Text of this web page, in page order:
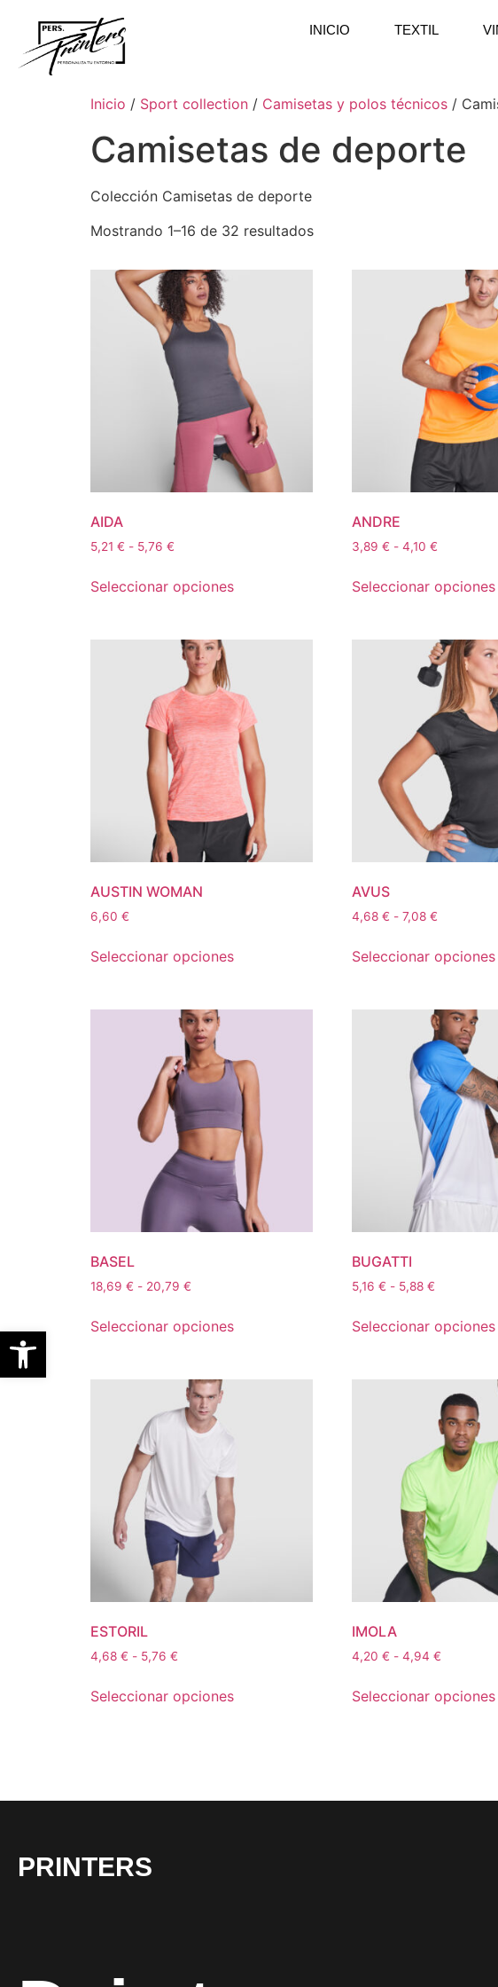
Abrir barra de herramientas
INICIO TEXTIL
Inicio / Sport collection / Camisetas y polos técnicos /
Camisetas de deporte
Colección Camisetas de deporte
Mostrando 1–16 de 32 resultados
AIDA
5,21 € - 5,76 €
Seleccionar opciones
ANDRE
3,89 € - 4,10 €
Seleccionar opciones
AUSTIN WOMAN
6,60 €
Seleccionar opciones
AVUS
4,68 € - 7,08 €
Seleccionar opciones
BASEL
18,69 € - 20,79 €
Seleccionar opciones
BUGATTI
5,16 € - 5,88 €
Seleccionar opciones
ESTORIL
4,68 € - 5,76 €
Seleccionar opciones
IMOLA
4,20 € - 4,94 €
Seleccionar opciones
PRINTERS